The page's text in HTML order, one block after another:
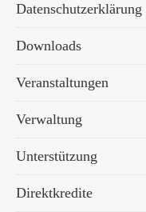
Downloads
Veranstaltungen
Verwaltung
Unterstützung
Direktkredite